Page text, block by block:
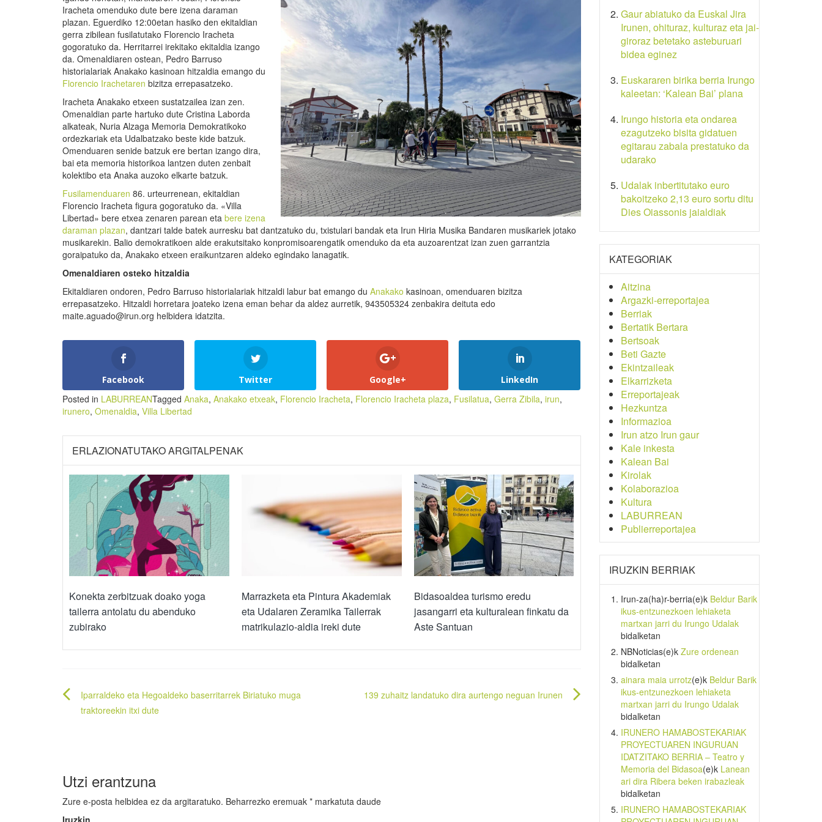
Iracheta omenduko dute bere izena daraman
plazan. Eguerdiko 12:00etan hasiko den ekitaldian
gerra zibilean fusilatutako Florencio Iracheta
gogoratuko da. Herritarrei irekitako ekitaldia izango
da. Omenaldiaren ostean, Pedro Barruso
historialariak Anakako kasinoan hitzaldia emango du
Florencio Irachetaren bizitza errepasatzeko.
Iracheta Anakako etxeen sustatzailea izan zen.
Omenaldian parte hartuko dute Cristina Laborda
alkateak, Nuria Alzaga Memoria Demokratikoko
ordezkariak eta Udalbatzako beste kide batzuk.
Omenduaren senide batzuk ere bertan izango dira,
bai eta memoria historikoa lantzen duten zenbait
kolektibo eta Anaka auzoko elkarte batzuk.
Fusilamenduaren 86. urteurrenean, ekitaldian
Florencio Iracheta figura gogoratuko da. «Villa
Libertad» bere etxea zenaren parean eta bere izena
daraman plazan, dantzari talde batek aurresku bat dantzatuko du, txistulari bandak eta Irun Hiria Musika Bandaren musikariek jotako
musikarekin. Balio demokratikoen alde erakutsitako konpromisoarengatik omenduko da eta auzoarentzat izan zuen garrantzia
goraipatuko da, Anakako etxeen eraikuntzaren aldeko egindako lanagatik.
Omenaldiaren osteko hitzaldia
Ekitaldiaren ondoren, Pedro Barruso historialariak hitzaldi labur bat emango du Anakako kasinoan, omenduaren bizitza
errepasatzeko. Hitzaldi horretara joateko izena eman behar da aldez aurretik, 943505324 zenbakira deituta edo
maite.aguado@irun.org helbidera idatzita.
Facebook Twitter Google+ LinkedIn
Posted in LABURREANTagged Anaka, Anakako etxeak, Florencio Iracheta, Florencio Iracheta plaza, Fusilatua, Gerra Zibila, irun,
irunero, Omenaldia, Villa Libertad
ERLAZIONATUTAKO ARGITALPENAK
Konekta zerbitzuak doako yoga
tailerra antolatu du abenduko
zubirako
Marrazketa eta Pintura Akademiak
eta Udalaren Zeramika Tailerrak
matrikulazio-aldia ireki dute
Bidasoaldea turismo eredu
jasangarri eta kulturalean finkatu da
Aste Santuan
Bidalketetan
zehar
Iparraldeko eta Hegoaldeko baserritarrek Biriatuko muga
traktoreekin itxi dute
139 zuhaitz landatuko dira aurtengo neguan Irunen
Utzi erantzuna
Zure e-posta helbidea ez da argitaratuko. Beharrezko eremuak * markatuta daude
Gaur abiatuko da Euskal Jira
Irunen, ohituraz, kulturaz eta jai-
giroraz betetako asteburuari
bidea eginez
Euskararen birika berria Irungo
kaleetan: ‘Kalean Bai’ plana
Irungo historia eta ondarea
ezagutzeko bisita gidatuen
egitarau zabala prestatuko da
udarako
Udalak inbertitutako euro
bakoitzeko 2,13 euro sortu ditu
Dies Oiassonis jaialdiak
KATEGORIAK
Aitzina
Argazki-erreportajea
Berriak
Bertatik Bertara
Bertsoak
Beti Gazte
Ekintzaileak
Elkarrizketa
Erreportajeak
Hezkuntza
Informazioa
Irun atzo Irun gaur
Kale inkesta
Kalean Bai
Kirolak
Kolaborazioa
Kultura
LABURREAN
Publierreportajea
IRUZKIN BERRIAK
Irun-za(ha)r-berria(e)k Beldur Barik
ikus-entzunezkoen lehiaketa
martxan jarri du Irungo Udalak
bidalketan
NBNoticias(e)k Zure ordenean
bidalketan
ainara maia urrotz(e)k Beldur Barik
ikus-entzunezkoen lehiaketa
martxan jarri du Irungo Udalak
bidalketan
IRUNERO HAMABOSTEKARIAK
PROYECTUAREN INGURUAN
IDATZITAKO BERRIA – Teatro y
Memoria del Bidasoa(e)k Lanean
ari dira Ribera beken irabazleak
bidalketan
IRUNERO HAMABOSTEKARIAK